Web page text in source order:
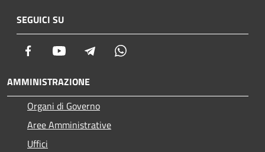
SEGUICI SU
Facebook Youtube Telegram
AMMINISTRAZIONE
Organi di Governo
Aree Amministrative
Uffici